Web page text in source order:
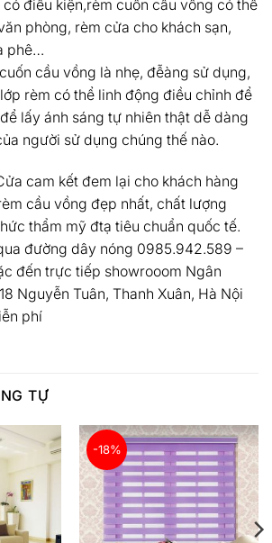
điều kiện,rèm cuốn cầu vồng có thể
phòng, rèm cửa cho khách sạn,
phê…
cầu vồng là nhẹ, đễàng sử dụng,
rèm có thể linh động điều chỉnh để
lấy ánh sáng tự nhiên thật dễ dàng
người sử dụng chúng thế nào.
cam kết đem lại cho khách hàng
cầu vồng đẹp nhất, chất lượng
thẩm mỹ đtạ tiêu chuẩn quốc tế.
đường dây nóng 0985.942.589 –
đến trực tiếp showrooom Ngân
Nguyễn Tuân, Thanh Xuân, Hà Nội
phí
TỰ
-18%